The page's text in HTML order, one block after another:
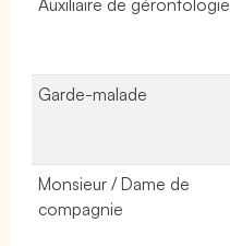
Garde-malade
Monsieur / Dame de
compagnie